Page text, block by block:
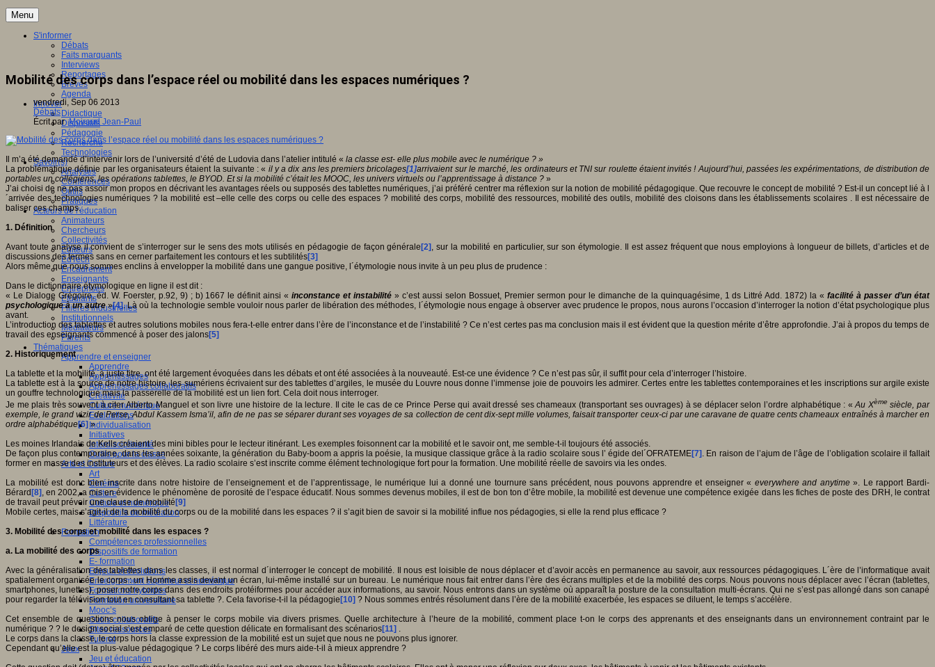
Menu
S'informer
Débats
Faits marquants
Interviews
Reportages
Brèves
Agenda
Innover
Didactique
Dispositifs
Pédagogie
Recherche
Technologies
Savoir(s)
Analyses
Conférences
Outils
Pratiques
Acteurs de l'éducation
Animateurs
Chercheurs
Collectivités
Editeurs
EdTech
Encadrement
Enseignants
Entreprises
Etudiants
Filières industrielles
Institutionnels
Médiateurs
Parents
Thématiques
Apprendre et enseigner
Apprendre
Apprentissages
Apprentissages collaboratifs
Créativité
Culture numérique
Evaluations
Individualisation
Initiatives
Interdisciplinarité
Outils pour la classe
Arts et Culture
Art
Cinéma
Culture
Culture et numérique
Dispositifs de médiation
Littérature
Formation
Compétences professionnelles
Dispositifs de formation
E- formation
Enjeux et évolutions
Enseignement supérieur et numérique
Formations hybrides
Formation universitaire
Mooc’s
Outils collaboratifs
Sites ressources
Tutorat
Jeux
Jeu et éducation
Mobilité des corps dans l’espace réel ou mobilité dans les espaces numériques ?
vendredi, Sep 06 2013
Débats
Écrit parMoiraud Jean-Paul
Il m’a été demandé d’intervenir lors de l’université d’été de Ludovia dans l’atelier intitulé « la classe est- elle plus mobile avec le numérique ? »
La problématique définie par les organisateurs étaient la suivante : « il y a dix ans les premiers bricolages[1]arrivaient sur le marché, les ordinateurs et TNI sur roulette étaient invités ! Aujourd’hui, passées les expérimentations, de distribution de
portables un collégiens, les opérations tablettes, le BYOD. Et si la mobilité c’était les MOOC, les univers virtuels ou l’apprentissage à distance ? »
J’ai choisi de ne pas assoir mon propos en décrivant les avantages réels ou supposés des tablettes numériques, j’ai préféré centrer ma réflexion sur la notion de mobilité pédagogique. Que recouvre le concept de mobilité ? Est-il un concept lié à l
´arrivée des technologies numériques ? la mobilité est –elle celle des corps ou celle des espaces ? mobilité des corps, mobilité des ressources, mobilité des outils, mobilité des cloisons dans les établissements scolaires . Il est nécessaire de
baliser ces champs.
1. Définition
Avant toute analyse il convient de s’interroger sur le sens des mots utilisés en pédagogie de façon générale[2], sur la mobilité en particulier, sur son étymologie. Il est assez fréquent que nous employions à longueur de billets, d’articles et de
discussions des termes sans en cerner parfaitement les contours et les subtilités[3]
Alors même que nous sommes enclins à envelopper la mobilité dans une gangue positive, l´étymologie nous invite à un peu plus de prudence :
Dans le dictionnaire étymologique en ligne il est dit :
« Le Dialoge Grégoire, éd. W. Foerster, p.92, 9) ; b) 1667 le définit ainsi «inconstance et instabilité » c’est aussi selon Bossuet, Premier sermon pour le dimanche de la quinquagésime, 1 ds Littré Add. 1872) la «facilité à passer d’un état
psychologique à un autre»[4]. Là où la technologie semble vouloir nous parler de libération des méthodes, l´étymologie nous engage à observer avec prudence le propos, nous aurons l’occasion d’interroger la notion d’état psychologique plus
avant.
L’introduction des tablettes et autres solutions mobiles nous fera-t-elle entrer dans l’ère de l’inconstance et de l’instabilité ? Ce n’est certes pas ma conclusion mais il est évident que la question mérite d’être approfondie. J’ai à propos du temps de
travail des enseignants commencé à poser des jalons[5]
2. Historiquement
La tablette et la mobilité, à juste titre, ont été largement évoquées dans les débats et ont été associées à la nouveauté. Est-ce une évidence ? Ce n’est pas sûr, il suffit pour cela d’interroger l’histoire.
La tablette est à la source de notre histoire, les sumériens écrivaient sur des tablettes d’argiles, le musée du Louvre nous donne l’immense joie de pouvoirs les admirer. Certes entre les tablettes contemporaines et les inscriptions sur argile existe
un gouffre technologique mais la passerelle de la mobilité est un lien fort. Cela doit nous interroger.
Je me plais très souvent à citer Alberto Manguel et son livre une histoire de la lecture. Il cite le cas de ce Prince Perse qui avait dressé ses chameaux (transportant ses ouvrages) à se déplacer selon l’ordre alphabétique : «Au Xème siècle, par
exemple, le grand vizir de Perse, Abdul Kassem Isma’il, afin de ne pas se séparer durant ses voyages de sa collection de cent dix-sept mille volumes, faisait transporter ceux-ci par une caravane de quatre cents chameaux entraînés à marcher en
ordre alphabétique[6]»
Les moines Irlandais de Kells créaient des mini bibles pour le lecteur itinérant. Les exemples foisonnent car la mobilité et le savoir ont, me semble-t-il toujours été associés.
De façon plus contemporaine, dans les années soixante, la génération du Baby-boom a appris la poésie, la musique classique grâce à la radio scolaire sous l’ égide del´OFRATEME[7]. En raison de l’ajum de l’âge de l’obligation scolaire il fallait
former en masse des instituteurs et des élèves. La radio scolaire s’est inscrite comme élément technologique fort pour la formation. Une mobilité réelle de savoirs via les ondes.
La mobilité est donc bien inscrite dans notre histoire de l’enseignement et de l’apprentissage, le numérique lui a donné une tournure sans précédent, nous pouvons apprendre et enseigner « everywhere and anytime». Le rapport Bardi-
Bérard[8], en 2002, a mis en évidence le phénomène de porosité de l’espace éducatif. Nous sommes devenus mobiles, il est de bon ton d’être mobile, la mobilité est devenue une compétence exigée dans les fiches de poste des DRH, le contrat
de travail peut prévoir une clause de mobilité[9]
Mobile certes, mais s’agit-il de la mobilité du corps ou de la mobilité dans les espaces ? il s’agit bien de savoir si la mobilité influe nos pédagogies, si elle la rend plus efficace ?
3. Mobilité des corps et mobilité dans les espaces ?
a. La mobilité des corps
Avec la généralisation des tablettes dans les classes, il est normal d´interroger le concept de mobilité. Il nous est loisible de nous déplacer et d’avoir accès en permanence au savoir, aux ressources pédagogiques. L´ère de l’informatique avait
spatialement organisée le corps : un Homme assis devant un écran, lui-même installé sur un bureau. Le numérique nous fait entrer dans l’ère des écrans multiples et de la mobilité des corps. Nous pouvons nous déplacer avec l’écran (tablettes,
smartphones, lunettes), poser notre corps dans des endroits protéiformes pour accéder aux informations, au savoir. Nous entrons dans un système où apparaît la posture de la consultation multi-écrans. Qui ne s’est pas allongé dans son canapé
pour regarder la télévision tout en consultant sa tablette ?. Cela favorise-t-il la pédagogie[10] ? Nous sommes entrés résolument dans l’ère de la mobilité exacerbée, les espaces se diluent, le temps s’accélère.
Cet ensemble de questions nous oblige à penser le corps mobile via divers prismes. Quelle architecture à l’heure de la mobilité, comment place t-on le corps des apprenants et des enseignants dans un environnement contraint par le
numérique ? ? le design social s’est emparé de cette question délicate en formalisant des scénarios[11] .
Le corps dans la classe, le corps hors la classe expression de la mobilité est un sujet que nous ne pouvons plus ignorer.
Cependant qu’elle est la plus-value pédagogique ? Le corps libéré des murs aide-t-il à mieux apprendre ?